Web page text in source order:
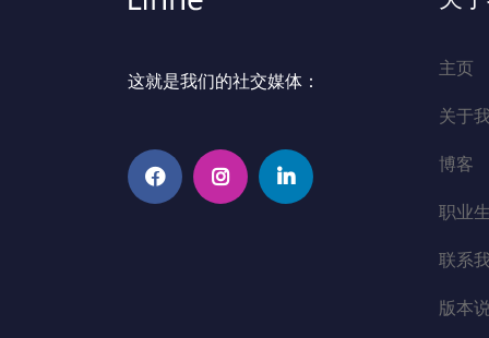
这就是我们的社交媒体：
主页
关于
博客
职业
联系
版本